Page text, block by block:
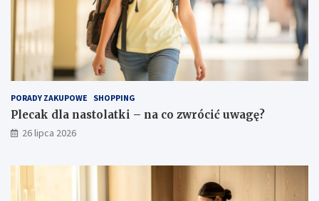
PORADY ZAKUPOWE SHOPPING
Plecak dla nastolatki – na co zwrócić uwagę?
26 lipca 2026